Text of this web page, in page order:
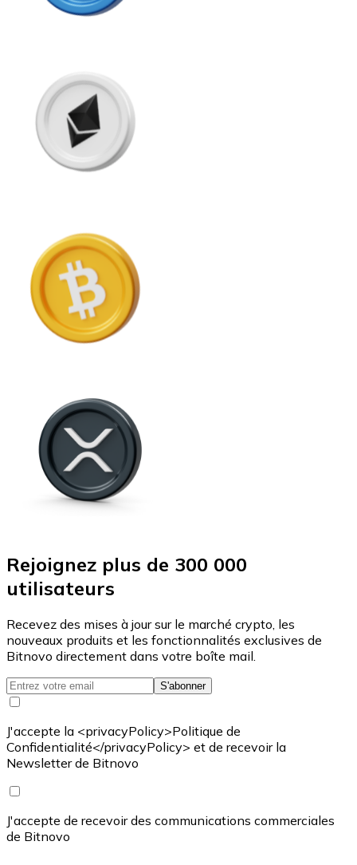
Rejoignez plus de 300 000
utilisateurs
Recevez des mises à jour sur le marché crypto, les
nouveaux produits et les fonctionnalités exclusives de
Bitnovo directement dans votre boîte mail.
S'abonner
J'accepte la <privacyPolicy>Politique de
Confidentialité</privacyPolicy> et de recevoir la
Newsletter de Bitnovo
J'accepte de recevoir des communications commerciales
de Bitnovo